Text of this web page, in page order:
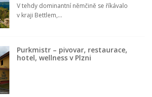
V tehdy dominantní němčině se říkávalo
v kraji Bettlem,...
Purkmistr – pivovar, restaurace,
hotel, wellness v Plzni